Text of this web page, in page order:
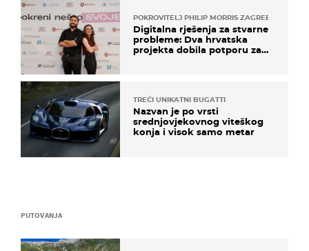
PUTOVANJA
POKROVITELJ PHILIP MORRIS ZAGREB
Digitalna rješenja za stvarne
probleme: Dva hrvatska
projekta dobila potporu za
TREĆI UNIKATNI BUGATTI
Nazvan je po vrsti
srednjovjekovnog viteškog
konja i visok samo metar